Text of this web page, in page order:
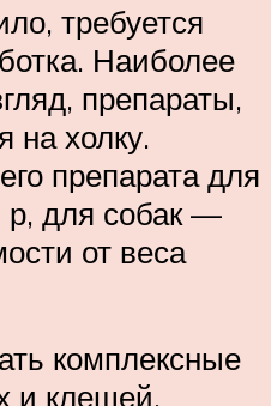
требуется
Наиболее
препараты,
на холку.
препарата для
для собак —
от веса
комплексные
и клещей.